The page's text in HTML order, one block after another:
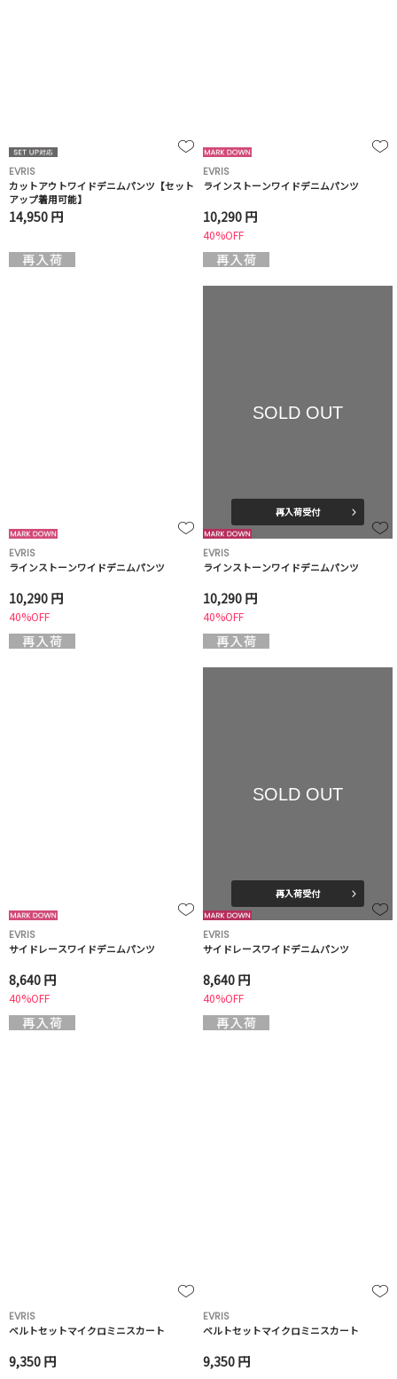
EVRIS
カットアウトワイドデニムパンツ【セット
アップ着用可能】
14,950 円
EVRIS
ラインストーンワイドデニムパンツ
10,290 円
40%OFF
EVRIS
ラインストーンワイドデニムパンツ
10,290 円
40%OFF
SOLD OUT
再入荷受付
EVRIS
ラインストーンワイドデニムパンツ
10,290 円
40%OFF
EVRIS
サイドレースワイドデニムパンツ
8,640 円
40%OFF
SOLD OUT
再入荷受付
EVRIS
サイドレースワイドデニムパンツ
8,640 円
40%OFF
EVRIS
ベルトセットマイクロミニスカート
9,350 円
EVRIS
ベルトセットマイクロミニスカート
9,350 円